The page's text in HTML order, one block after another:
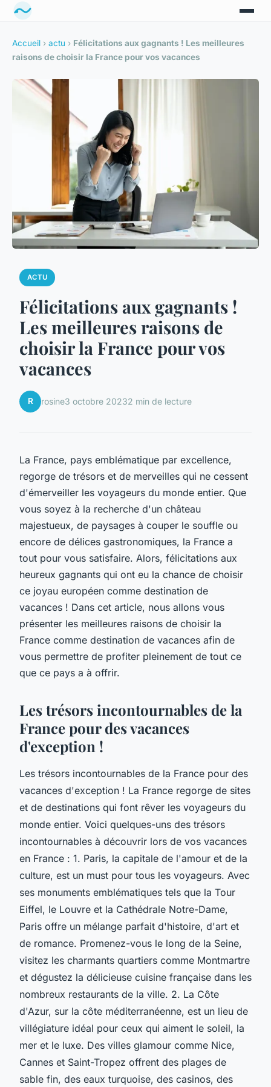
Accueil › actu › Félicitations aux gagnants ! Les meilleures
raisons de choisir la France pour vos vacances
ACTU
Félicitations aux gagnants !
Les meilleures raisons de
choisir la France pour vos
vacances
R rosine3 octobre 20232 min de lecture
La France, pays emblématique par excellence,
regorge de trésors et de merveilles qui ne cessent
d'émerveiller les voyageurs du monde entier. Que
vous soyez à la recherche d'un château
majestueux, de paysages à couper le souffle ou
encore de délices gastronomiques, la France a
tout pour vous satisfaire. Alors, félicitations aux
heureux gagnants qui ont eu la chance de choisir
ce joyau européen comme destination de
vacances ! Dans cet article, nous allons vous
présenter les meilleures raisons de choisir la
France comme destination de vacances afin de
vous permettre de profiter pleinement de tout ce
que ce pays a à offrir.
Les trésors incontournables de la
France pour des vacances
d'exception !
Les trésors incontournables de la France pour des
vacances d'exception ! La France regorge de sites
et de destinations qui font rêver les voyageurs du
monde entier. Voici quelques-uns des trésors
incontournables à découvrir lors de vos vacances
en France : 1. Paris, la capitale de l'amour et de la
culture, est un must pour tous les voyageurs. Avec
ses monuments emblématiques tels que la Tour
Eiffel, le Louvre et la Cathédrale Notre-Dame,
Paris offre un mélange parfait d'histoire, d'art et
de romance. Promenez-vous le long de la Seine,
visitez les charmants quartiers comme Montmartre
et dégustez la délicieuse cuisine française dans les
nombreux restaurants de la ville. 2. La Côte
d'Azur, sur la côte méditerranéenne, est un lieu de
villégiature idéal pour ceux qui aiment le soleil, la
mer et le luxe. Des villes glamour comme Nice,
Cannes et Saint-Tropez offrent des plages de
sable fin, des eaux turquoise, des casinos, des